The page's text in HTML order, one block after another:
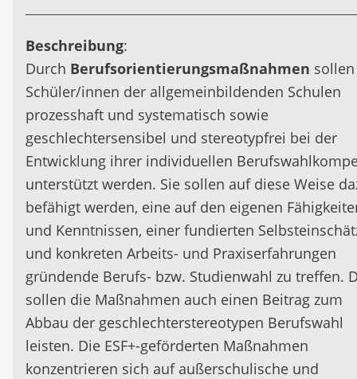
Beschreibung:
Durch Berufsorientierungsmaßnahmen sollen
Schüler/innen der allgemeinbildenden Schulen
prozesshaft und systematisch sowie
geschlechtersensibel und stereotypfrei bei der
Entwicklung ihrer individuellen
unterstützt werden. Sie sollen auf diese Weise
befähigt werden, eine auf den eigenen
und Kenntnissen, einer fundierten
und konkreten Arbeits- und Praxiserfahrungen
gründende Berufs- bzw. Studienwahl zu treffen.
sollen die Maßnahmen auch einen Beitrag zum
Abbau der geschlechterstereotypen Berufswahl
leisten. Die ESF+-geförderten Maßnahmen
konzentrieren sich auf außerschulische und